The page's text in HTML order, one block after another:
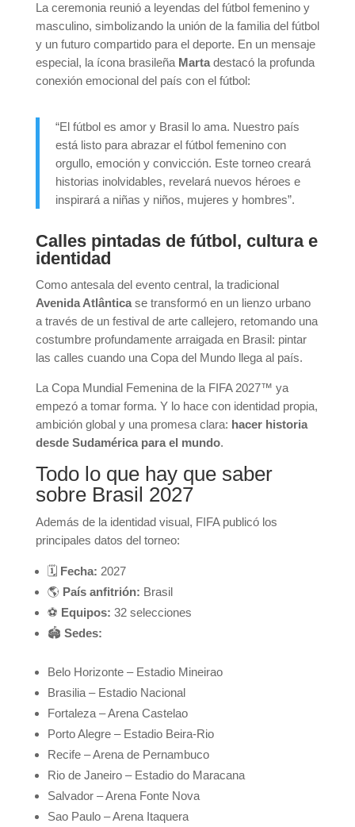
La ceremonia reunió a leyendas del fútbol femenino y
masculino, simbolizando la unión de la familia del fútbol
y un futuro compartido para el deporte. En un mensaje
especial, la ícona brasileña Martadestacó la profunda
conexión emocional del país con el fútbol:
“El fútbol es amor y Brasil lo ama. Nuestro país
está listo para abrazar el fútbol femenino con
orgullo, emoción y convicción. Este torneo creará
historias inolvidables, revelará nuevos héroes e
inspirará a niñas y niños, mujeres y hombres”.
Calles pintadas de fútbol, cultura e
identidad
Como antesala del evento central, la tradicional
Avenida Atlânticase transformó en un lienzo urbano
a través de un festival de arte callejero, retomando una
costumbre profundamente arraigada en Brasil: pintar
las calles cuando una Copa del Mundo llega al país.
La Copa Mundial Femenina de la FIFA 2027™ ya
empezó a tomar forma. Y lo hace con identidad propia,
ambición global y una promesa clara: hacer historia
desde Sudamérica para el mundo.
Todo lo que hay que saber
sobre Brasil 2027
Además de la identidad visual, FIFA publicó los
principales datos del torneo:
🗓️ Fecha: 2027
🌎 País anfitrión: Brasil
⚽ Equipos: 32 selecciones
🏟️ Sedes:
Belo Horizonte – Estadio Mineirao
Brasilia – Estadio Nacional
Fortaleza – Arena Castelao
Porto Alegre – Estadio Beira-Rio
Recife – Arena de Pernambuco
Rio de Janeiro – Estadio do Maracana
Salvador – Arena Fonte Nova
Sao Paulo – Arena Itaquera